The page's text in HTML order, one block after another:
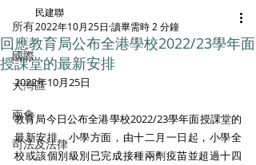
所有
國際
大灣區
兩會
司法及法律
回應教育局公布全港學校2022/23學年面
授課堂的最新安排
民建聯
2022年10月25日 讀畢需時 2 分鐘
2022年10月25日
教育局今日公布全港學校2022/23學年面授課堂的
最新安排。小學方面，由十二月一日起，小學全
校或該個別級別已完成接種兩劑疫苗並超過十四